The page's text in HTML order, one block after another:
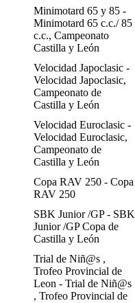
Minimotard 65 y 85 -
Minimotard 65 c.c./ 85
c.c., Campeonato
Castilla y León
Velocidad Japoclasic -
Velocidad Japoclasic,
Campeonato de
Castilla y León
Velocidad Euroclasic -
Velocidad Euroclasic,
Campeonato de
Castilla y León
Copa RAV 250 - Copa
RAV 250
SBK Junior /GP - SBK
Junior /GP Copa de
Castilla y León
Trial de Niñ@s ,
Trofeo Provincial de
Leon - Trial de Niñ@s
, Trofeo Provincial de